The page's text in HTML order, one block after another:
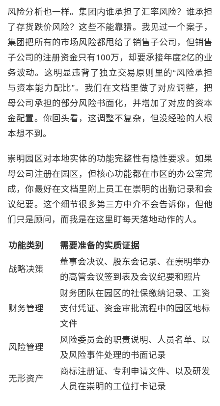
风险分析也一样。集团内谁承担了汇率风险？谁承担
了存货跌价风险？这些不能靠猜。我见过一个案子，
集团把所有的市场风险都甩给了销售子公司，但销售
子公司的注册资金只有100万，却要承接年度2亿的业
务波动。这明显违背了独立交易原则里的“风险承担
与资本能力配比”。我们在文档里做了对应调整，把
母公司承担的部分风险书面化，并增加了对应的资本
金配置。你回头看，这调整不复杂，但没经验的人根
本想不到。
崇明园区对本地实体的功能完整性有隐性要求。如果
母公司注册在园区，但核心功能都在市区的办公室完
成，你最好在文档里附上员工在崇明的出勤记录和会
议纪要。这个细节很多第三方中介不会告诉你，但他
们只是顾问，而我是在这里盯每天落地动作的人。
功能类别
需要准备的实质证据
战略决策
董事会决议、股东会记录、在崇明举办
的高管会议签到表及会议纪要和照片
财务管理
财务团队在园区的社保缴纳记录、工资
支付凭证、资金审批流程中的园区地标
文件
风险管理
风险委员会的职责说明、人员名单、以
及风险事件处理的书面记录
无形资产
商标注册证、专利申请文件、以及研发
人员在崇明的工位打卡记录